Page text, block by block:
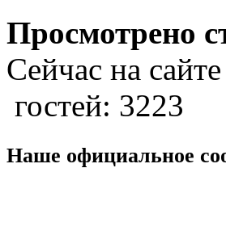
Просмотрено
Сейчас на
гостей: 3223
Наше официальное